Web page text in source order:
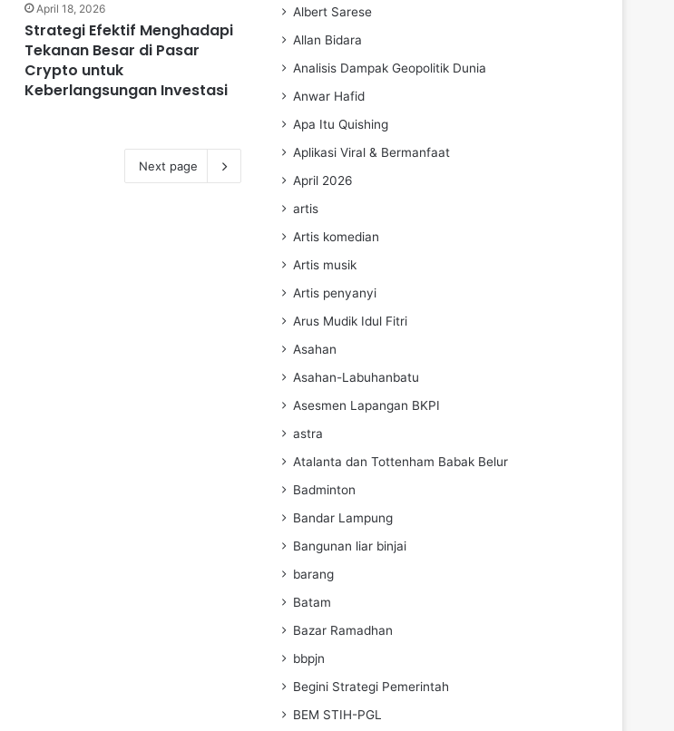
April 18, 2026
Strategi Efektif Menghadapi
Tekanan Besar di Pasar
Crypto untuk
Keberlangsungan Investasi
Next page
Albert Sarese
Allan Bidara
Analisis Dampak Geopolitik Dunia
Anwar Hafid
Apa Itu Quishing
Aplikasi Viral & Bermanfaat
April 2026
artis
Artis komedian
Artis musik
Artis penyanyi
Arus Mudik Idul Fitri
Asahan
Asahan-Labuhanbatu
Asesmen Lapangan BKPI
astra
Atalanta dan Tottenham Babak Belur
Badminton
Bandar Lampung
Bangunan liar binjai
barang
Batam
Bazar Ramadhan
bbpjn
Begini Strategi Pemerintah
BEM STIH-PGL